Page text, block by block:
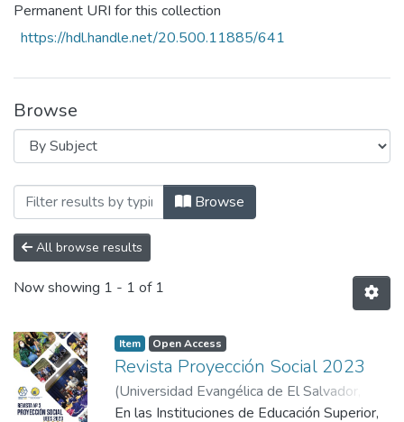
Permanent URI for this collection
https://hdl.handle.net/20.500.11885/641
Browse
Browsing Revista N°3 Proyección
Browse
All browse results
Now showing 1 - 1 of 1
Item Open Access
Revista Proyección Social 2023
(Universidad Evangélica de El Salvador,
2023)Vicerrectoría de Investigación y
En las Instituciones de Educación Superior,